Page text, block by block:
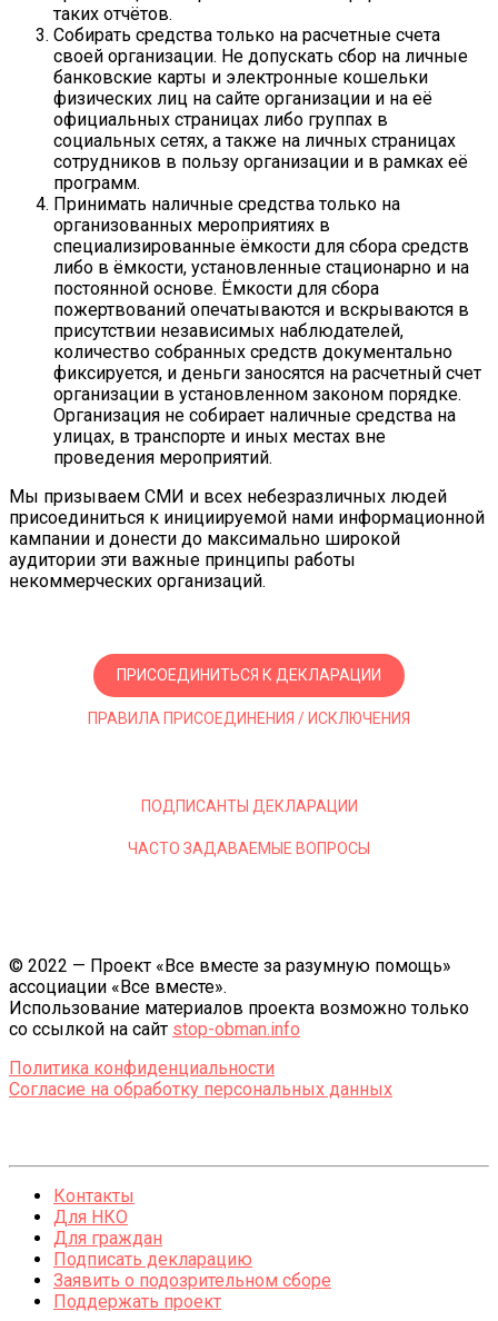
таких отчётов.
Собирать средства только на расчетные счета
своей организации. Не допускать сбор на личные
банковские карты и электронные кошельки
физических лиц на сайте организации и на её
официальных страницах либо группах в
социальных сетях, а также на личных страницах
сотрудников в пользу организации и в рамках её
программ.
Принимать наличные средства только на
организованных мероприятиях в
специализированные ёмкости для сбора средств
либо в ёмкости, установленные стационарно и на
постоянной основе. Ёмкости для сбора
пожертвований опечатываются и вскрываются в
присутствии независимых наблюдателей,
количество собранных средств документально
фиксируется, и деньги заносятся на расчетный счет
организации в установленном законом порядке.
Организация не собирает наличные средства на
улицах, в транспорте и иных местах вне
проведения мероприятий.
Мы призываем СМИ и всех небезразличных людей
присоединиться к инициируемой нами информационной
кампании и донести до максимально широкой
аудитории эти важные принципы работы
некоммерческих организаций.
ПРИСОЕДИНИТЬСЯ К ДЕКЛАРАЦИИ
ПРАВИЛА ПРИСОЕДИНЕНИЯ / ИСКЛЮЧЕНИЯ
ПОДПИСАНТЫ ДЕКЛАРАЦИИ
ЧАСТО ЗАДАВАЕМЫЕ ВОПРОСЫ
© 2022 — Проект «Все вместе за разумную помощь»
ассоциации «Все вместе».
Использование материалов проекта возможно только
со ссылкой на сайт stop-obman.info
Политика конфиденциальности
Согласие на обработку персональных данных
Контакты
Для НКО
Для граждан
Подписать декларацию
Заявить о подозрительном сборе
Поддержать проект